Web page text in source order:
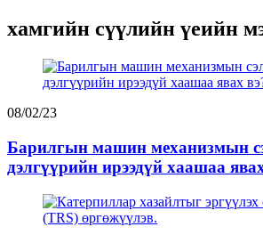
хамгийн сүүлийн үеийн
08/02/23
Барилгын машин механизмын
дэлгүүрийн ирээдүй хаашаа